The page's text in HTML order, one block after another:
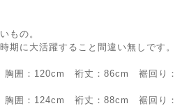
もの。
期に大活躍すること間違い無しです。
囲：120cm 裄丈：86cm 裾回り：
囲：124cm 裄丈：88cm 裾回り：